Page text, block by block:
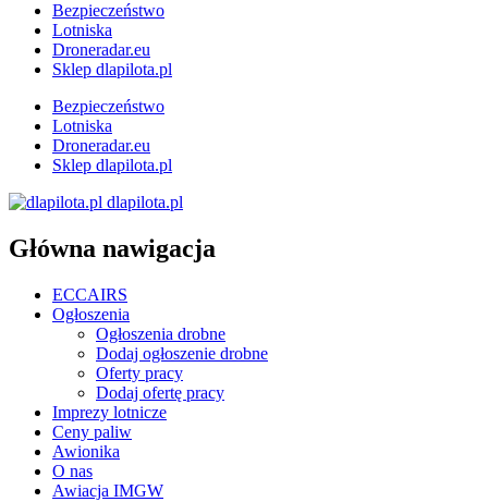
Bezpieczeństwo
Lotniska
Droneradar.eu
Sklep dlapilota.pl
Bezpieczeństwo
Lotniska
Droneradar.eu
Sklep dlapilota.pl
dlapilota.pl
Główna nawigacja
ECCAIRS
Ogłoszenia
Ogłoszenia drobne
Dodaj ogłoszenie drobne
Oferty pracy
Dodaj ofertę pracy
Imprezy lotnicze
Ceny paliw
Awionika
O nas
Awiacja IMGW